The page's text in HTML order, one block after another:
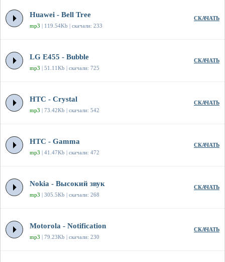
Huawei - Bell Tree
mp3 | 119.54Kb | скачали: 233
СКАЧАТЬ
LG E455 - Bubble
mp3 | 51.11Kb | скачали: 725
СКАЧАТЬ
HTC - Crystal
mp3 | 73.42Kb | скачали: 542
СКАЧАТЬ
HTC - Gamma
mp3 | 41.47Kb | скачали: 472
СКАЧАТЬ
Nokia - Высокий звук
mp3 | 305.5Kb | скачали: 268
СКАЧАТЬ
Motorola - Notification
mp3 | 79.23Kb | скачали: 230
СКАЧАТЬ